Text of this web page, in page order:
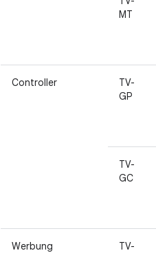
MT
Controller
TV-
GP
TV-
GC
Werbung
TV-